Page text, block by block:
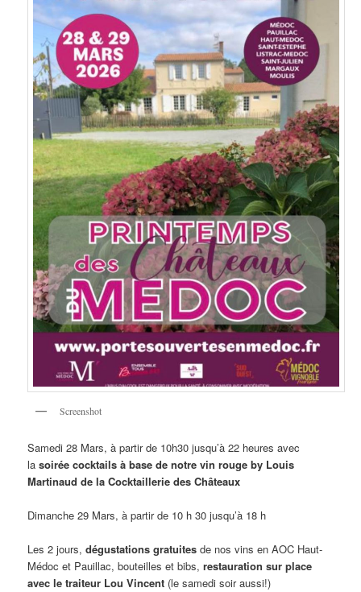
Screenshot
Samedi 28 Mars, à partir de 10h30 jusqu’à 22 heures avec
la soirée cocktails à base de notre vin rouge by Louis
Martinaud de la Cocktaillerie des Châteaux
Dimanche 29 Mars, à partir de 10 h 30 jusqu’à 18 h
Les 2 jours,dégustations gratuites de nos vins en AOC Haut-
Médoc et Pauillac, bouteilles et bibs,restauration sur place
avec le traiteur Lou Vincent (le samedi soir aussi!)